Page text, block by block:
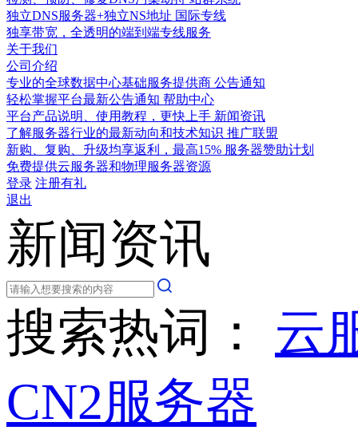
独立DNS服务器+独立NS地址 国际专线
独享带宽，全透明的端到端专线服务
关于我们
公司介绍
专业的全球数据中心基础服务提供商 公告通知
轻松掌握平台最新公告通知 帮助中心
平台产品说明、使用教程，更快上手 新闻资讯
了解服务器行业的最新动向和技术知识 推广联盟
新购、复购、升级均享返利，最高15% 服务器赞助计划
免费提供云服务器和物理服务器资源
登录 注册有礼
退出
新闻资讯
搜索热词： 云
CN2服务器